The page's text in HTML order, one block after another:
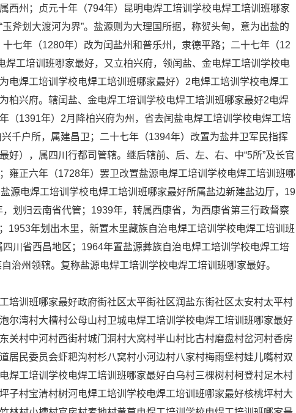
西州；贞元十年（794年）昆明电焊工培训学校电焊工培训班哪家
斧划大渡河为界”。盐源则为大理国所据，称贺头甸，意为出盐的
七年（1280年）改为闰盐州和普乐州，隶德平路；二十七年（12
工培训班哪家最好，又立柏兴府，领闰盐、金电焊工培训学校电
电焊工培训学校电焊工培训班哪家最好）2电焊工培训学校电焊工
柏兴府。辖闰盐、金电焊工培训学校电焊工培训班哪家最好2电焊
（1391年）2月降柏兴府为州，省去闰盐电焊工培训学校电焊工培
千户所，属建昌卫；二十七年（1394年）改置为盐井卫军民指挥
好），属四川行都司管辖。继后辖前、后、左、右、中“5所”及长官
雍正六年（1728年）罢卫改置盐源电焊工培训学校电焊工培训班哪
源电焊工培训学校电焊工培训班哪家最好所属盐边新建盐边厅，19
划归云南省代管；1939年，转属西康省，为西康省第三行政督察
1953年划出木里，新置木里藏族自治电焊工培训学校电焊工培训班
川省西昌地区；1964年置盐源彝族自治电焊工培训学校电焊工培
治州领辖。复称盐源电焊工培训学校电焊工培训班哪家最好。
培训班哪家最好政府街社区太平街社区润盐东街社区太安村太平村
尔湾村大槽村公母山村卫城电焊工培训学校电焊工培训班哪家最好
关村中河村西街村城门洞村大窝村半山村比古村磨盘村岔河村香房
居民委员会虾耙沟村杉八窝村小河边村八家村梅雨堡村娃儿嘴村双
焊工培训学校电焊工培训班哪家最好白乌村三棵树村柯登村足木村
子村宝清村树河电焊工培训学校电焊工培训班哪家最好核桃坪村大